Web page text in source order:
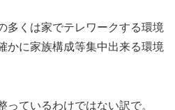
多くは家でテレワークする環境
かに家族構成等集中出来る環境
っているわけではない訳で。